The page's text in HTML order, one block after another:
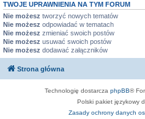
TWOJE UPRAWNIENIA NA TYM FORUM
Nie możesz tworzyć nowych tematów
Nie możesz odpowiadać w tematach
Nie możesz zmieniać swoich postów
Nie możesz usuwać swoich postów
Nie możesz dodawać załączników
Strona główna
Technologię dostarcza phpBB®
Polski pakiet językowy
Zasady ochrony danych